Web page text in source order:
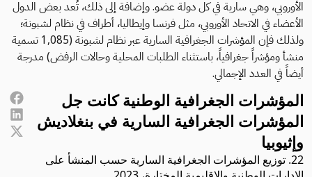
الأوروبي، وهي سارية في كل دولة عضو. وإضافة إلى ذلك، تُعد بعض الدول
الأعضاء في الاتحاد الأوروبي، مثل فرنسا وإيطاليا، أطراف في نظام لشبونة؛
ولذلك فإن المؤشرات الجغرافية السارية عبر نظام لشبونة (1,085 تسمية
منشأ ومؤشراً جغرافياً، باستثناء الطلبات المحلية وحالات الرفض) مدرجة
أيضاً في العدد الإجمالي.